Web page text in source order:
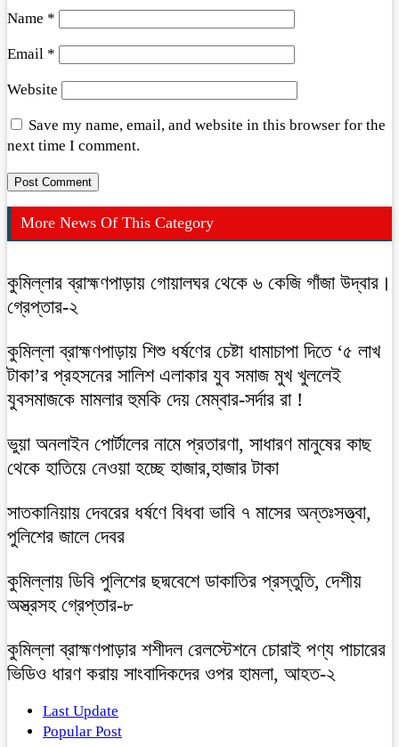
Name *
Email *
Website
Save my name, email, and website in this browser for the
next time I comment.
More News Of This Category
কুমিল্লার ব্রাহ্মণপাড়ায় গোয়ালঘর থেকে ৬ কেজি গাঁজা উদ্বার।
গ্রেপ্তার-২
কুমিল্লা ব্রাহ্মণপাড়ায় শিশু ধর্ষণের চেষ্টা ধামাচাপা দিতে ‘৫ লাখ
টাকা’র প্রহসনের সালিশ এলাকার যুব সমাজ মুখ খুললেই
যুবসমাজকে মামলার হুমকি দেয় মেম্বার-সর্দার রা !
ভুয়া অনলাইন পোর্টালের নামে প্রতারণা, সাধারণ মানুষের কাছ
থেকে হাতিয়ে নেওয়া হচ্ছে হাজার,হাজার টাকা
সাতকানিয়ায় দেবরের ধর্ষণে বিধবা ভাবি ৭ মাসের অন্তঃসত্ত্বা,
পুলিশের জালে দেবর
কুমিল্লায় ডিবি পুলিশের ছদ্মবেশে ডাকাতির প্রস্তুতি, দেশীয়
অস্ত্রসহ গ্রেপ্তার-৮
কুমিল্লা ব্রাহ্মণপাড়ার শশীদল রেলস্টেশনে চোরাই পণ্য পাচারের
ভিডিও ধারণ করায় সাংবাদিকদের ওপর হামলা, আহত-২
Last Update
Popular Post